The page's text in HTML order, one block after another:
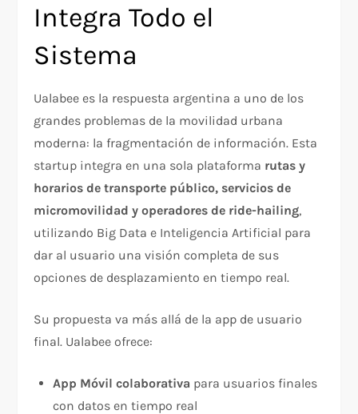
Integra Todo el
Sistema
Ualabee es la respuesta argentina a uno de los
grandes problemas de la movilidad urbana
moderna: la fragmentación de información. Esta
startup integra en una sola plataforma rutas y
horarios de transporte público, servicios de
micromovilidad y operadores de ride-hailing,
utilizando Big Data e Inteligencia Artificial para
dar al usuario una visión completa de sus
opciones de desplazamiento en tiempo real.
Su propuesta va más allá de la app de usuario
final. Ualabee ofrece:
App Móvil colaborativa para usuarios finales
con datos en tiempo real